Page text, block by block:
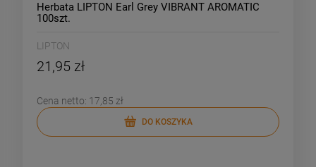
Herbata LIPTON Earl Grey VIBRANT AROMATIC
100szt.
LIPTON
21,95 zł
Cena netto: 17,85 zł
DO KOSZYKA